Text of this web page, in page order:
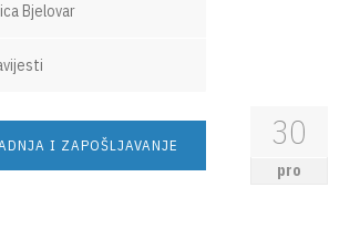
30
pro
Bjelovar
I ZAPOŠLJAVANJE